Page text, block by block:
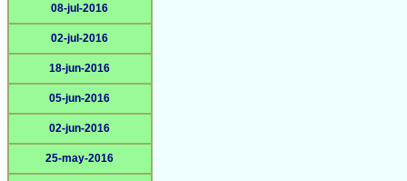
08-jul-2016
02-jul-2016
18-jun-2016
05-jun-2016
02-jun-2016
25-may-2016